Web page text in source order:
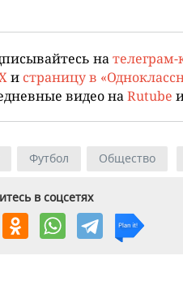
на телеграм-
и страницу в
видео на Rutube
Футбол Общество
в соцсетях